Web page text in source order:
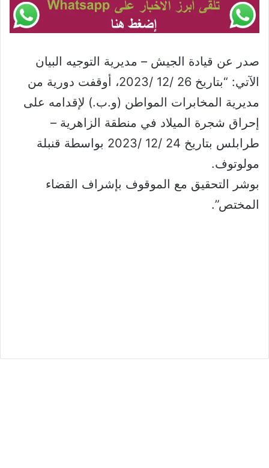
صدر عن قيادة الجيش – مديرية التوجيه البيان
الآتي: “بتاريخ 26 /12 /2023، أوقفت دورية من
مديرية المخابرات المواطن (و.ب.) لإقدامه على
إحراق شجرة الميلاد في منطقة الزاهرية –
طرابلس بتاريخ 24 /12 /2023 بواسطة قنبلة
مولوتوف.
بوشر التحقيق مع الموقوف بإشراف القضاء
المختص”.